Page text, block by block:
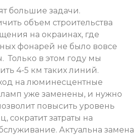
большие задачи.
объем строительства
на окраинах, где
фонарей не было вовсе
Только в этом году мы
4-5 км таких линий.
на люминесцентные
уже заменены, и нужно
повысить уровень
сократит затраты на
Актуальна замена